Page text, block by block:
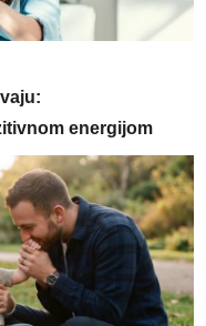
energijom